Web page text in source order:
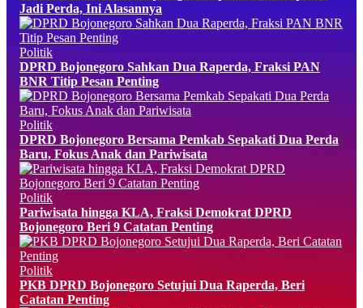
Jadi Perda, Ini Alasannya
Politik
DPRD Bojonegoro Sahkan Dua Raperda, Fraksi PAN
BNR Titip Pesan Penting
Politik
DPRD Bojonegoro Bersama Pemkab Sepakati Dua Perda
Baru, Fokus Anak dan Pariwisata
Politik
Pariwisata hingga KLA, Fraksi Demokrat DPRD
Bojonegoro Beri 9 Catatan Penting
Politik
PKB DPRD Bojonegoro Setujui Dua Raperda, Beri
Catatan Penting